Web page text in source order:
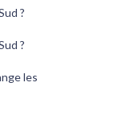
?
?
les